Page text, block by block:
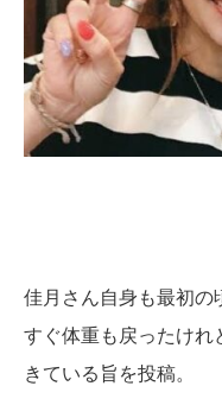
佳月さん自身も最初の
すぐ体重も戻ったけれ
きている旨を投稿。